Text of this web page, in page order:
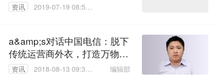
资讯
2019-07-19 08:51:
a&amp;s对话中国电信：脱下
传统运营商外衣，打造万物互
联的云世界
资讯
2018-08-13 09:37:
编辑部